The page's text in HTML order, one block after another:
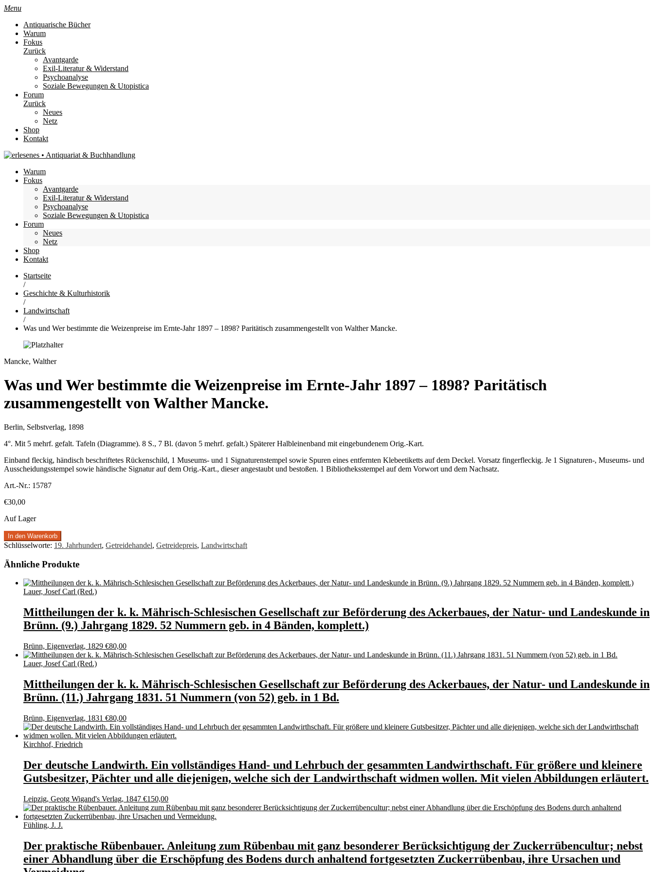
Menu
Antiquarische Bücher
Warum
Fokus
Zurück
Avantgarde
Exil-Literatur & Widerstand
Psychoanalyse
Soziale Bewegungen & Utopistica
Forum
Zurück
Neues
Netz
Shop
Kontakt
Warum
Fokus
Avantgarde
Exil-Literatur & Widerstand
Psychoanalyse
Soziale Bewegungen & Utopistica
Forum
Neues
Netz
Shop
Kontakt
Startseite
/
Geschichte & Kulturhistorik
/
Landwirtschaft
/
Was und Wer bestimmte die Weizenpreise im Ernte-Jahr 1897 – 1898? Paritätisch zusammengestellt von Walther Mancke.
Mancke, Walther
Was und Wer bestimmte die Weizenpreise im Ernte-Jahr 1897 – 1898? Paritätisch
zusammengestellt von Walther Mancke.
Berlin, Selbstverlag, 1898
4°. Mit 5 mehrf. gefalt. Tafeln (Diagramme). 8 S., 7 Bl. (davon 5 mehrf. gefalt.) Späterer Halbleinenband mit eingebundenem Orig.-Kart.
Einband fleckig, händisch beschriftetes Rückenschild, 1 Museums- und 1 Signaturenstempel sowie Spuren eines entfernten Klebeetiketts auf dem Deckel. Vorsatz fingerfleckig. Je 1 Signaturen-, Museums- und
Ausscheidungsstempel sowie händische Signatur auf dem Orig.-Kart., dieser angestaubt und bestoßen. 1 Bibliotheksstempel auf dem Vorwort und dem Nachsatz.
Art.-Nr.: 15787
€30,00
Auf Lager
In den Warenkorb
Schlüsselworte: 19. Jahrhundert, Getreidehandel, Getreidepreis, Landwirtschaft
Ähnliche Produkte
Lauer, Josef Carl (Red.)
Mittheilungen der k. k. Mährisch-Schlesischen Gesellschaft zur Beförderung des Ackerbaues, der Natur- und Landeskunde in
Brünn. (9.) Jahrgang 1829. 52 Nummern geb. in 4 Bänden, komplett.)
Brünn, Eigenverlag, 1829 €80,00
Lauer, Josef Carl (Red.)
Mittheilungen der k. k. Mährisch-Schlesischen Gesellschaft zur Beförderung des Ackerbaues, der Natur- und Landeskunde in
Brünn. (11.) Jahrgang 1831. 51 Nummern (von 52) geb. in 1 Bd.
Brünn, Eigenverlag, 1831 €80,00
Kirchhof, Friedrich
Der deutsche Landwirth. Ein vollständiges Hand- und Lehrbuch der gesammten Landwirthschaft. Für größere und kleinere
Gutsbesitzer, Pächter und alle diejenigen, welche sich der Landwirthschaft widmen wollen. Mit vielen Abbildungen erläutert.
Leipzig, Geotg Wigand's Verlag, 1847 €150,00
Fühling, J. J.
Der praktische Rübenbauer. Anleitung zum Rübenbau mit ganz besonderer Berücksichtigung der Zuckerrübencultur; nebst
einer Abhandlung über die Erschöpfung des Bodens durch anhaltend fortgesetzten Zuckerrübenbau, ihre Ursachen und